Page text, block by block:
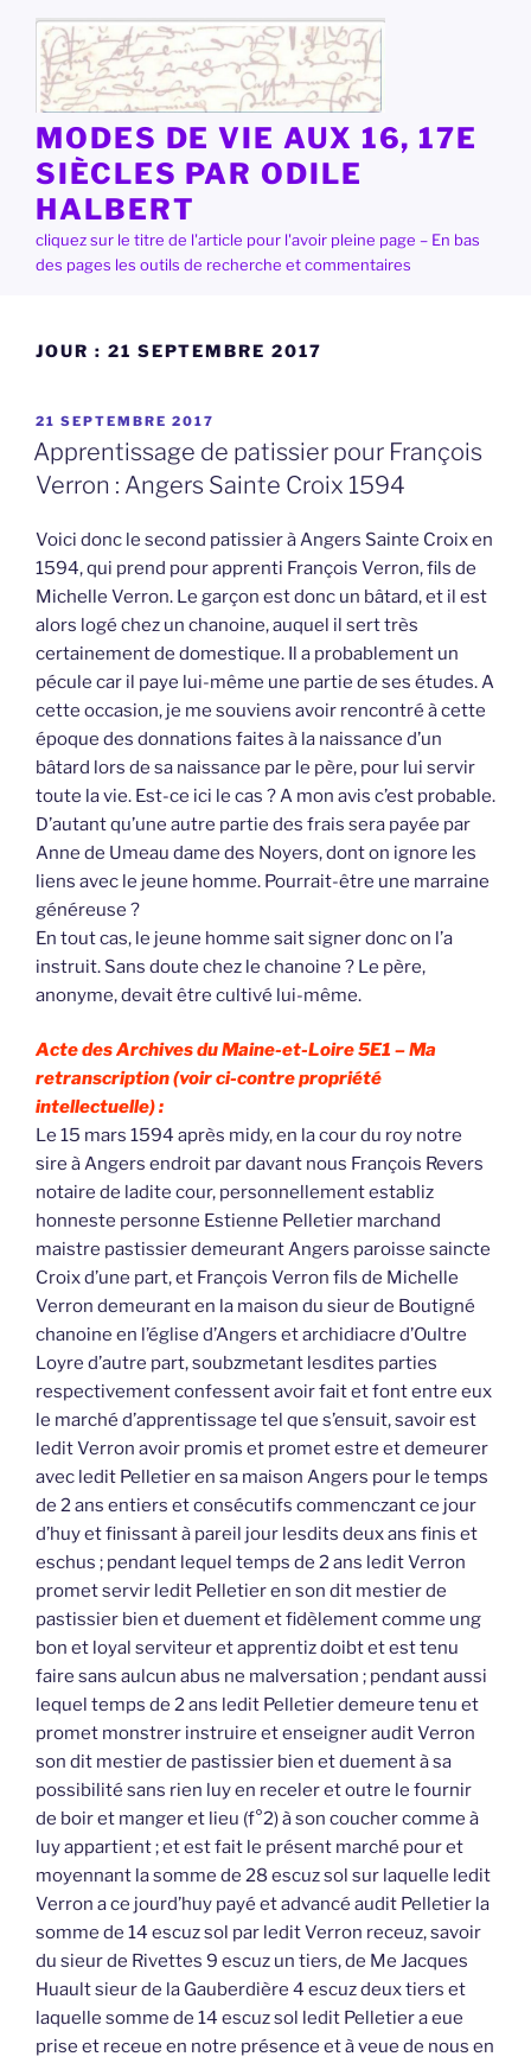
contenu
principal
MODES DE VIE AUX 16, 17E
SIÈCLES PAR ODILE
HALBERT
cliquez sur le titre de l'article pour l'avoir pleine page – En bas
des pages les outils de recherche et commentaires
JOUR : 21 SEPTEMBRE 2017
PUBLIÉ
LE
21 SEPTEMBRE 2017
Apprentissage de patissier pour François
Verron : Angers Sainte Croix 1594
Voici donc le second patissier à Angers Sainte Croix en
1594, qui prend pour apprenti François Verron, fils de
Michelle Verron. Le garçon est donc un bâtard, et il est
alors logé chez un chanoine, auquel il sert très
certainement de domestique. Il a probablement un
pécule car il paye lui-même une partie de ses études. A
cette occasion, je me souviens avoir rencontré à cette
époque des donnations faites à la naissance d’un
bâtard lors de sa naissance par le père, pour lui servir
toute la vie. Est-ce ici le cas ? A mon avis c’est probable.
D’autant qu’une autre partie des frais sera payée par
Anne de Umeau dame des Noyers, dont on ignore les
liens avec le jeune homme. Pourrait-être une marraine
généreuse ?
En tout cas, le jeune homme sait signer donc on l’a
instruit. Sans doute chez le chanoine ? Le père,
anonyme, devait être cultivé lui-même.
Acte des Archives du Maine-et-Loire 5E1 –Ma
retranscription (voir ci-contre propriété
intellectuelle) :
Le 15 mars 1594 après midy, en la cour du roy notre
sire à Angers endroit par davant nous François Revers
notaire de ladite cour, personnellement establiz
honneste personne Estienne Pelletier marchand
maistre pastissier demeurant Angers paroisse saincte
Croix d’une part, et François Verron fils de Michelle
Verron demeurant en la maison du sieur de Boutigné
chanoine en l’église d’Angers et archidiacre d’Oultre
Loyre d’autre part, soubzmetant lesdites parties
respectivement confessent avoir fait et font entre eux
le marché d’apprentissage tel que s’ensuit, savoir est
ledit Verron avoir promis et promet estre et demeurer
avec ledit Pelletier en sa maison Angers pour le temps
de 2 ans entiers et consécutifs commenczant ce jour
d’huy et finissant à pareil jour lesdits deux ans finis et
eschus ; pendant lequel temps de 2 ans ledit Verron
promet servir ledit Pelletier en son dit mestier de
pastissier bien et duement et fidèlement comme ung
bon et loyal serviteur et apprentiz doibt et est tenu
faire sans aulcun abus ne malversation ; pendant aussi
lequel temps de 2 ans ledit Pelletier demeure tenu et
promet monstrer instruire et enseigner audit Verron
son dit mestier de pastissier bien et duement à sa
possibilité sans rien luy en receler et outre le fournir
de boir et manger et lieu (f°2) à son coucher comme à
luy appartient ; et est fait le présent marché pour et
moyennant la somme de 28 escuz sol sur laquelle ledit
Verron a ce jourd’huy payé et advancé audit Pelletier la
somme de 14 escuz sol par ledit Verron receuz, savoir
du sieur de Rivettes 9 escuz un tiers, de Me Jacques
Huault sieur de la Gauberdière 4 escuz deux tiers et
laquelle somme de 14 escuz sol ledit Pelletier a eue
prise et receue en notre présence et à veue de nous en